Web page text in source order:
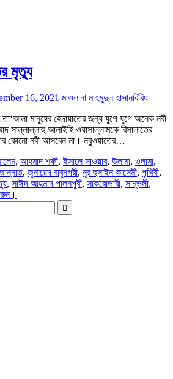
মৃত্যু
16, 2021 মাওলানা মাহমূদুল হাসানবিবিধ
মানুষের হেদায়াতের জন্য যুগে যুগে অনেক নবী
সাল্লাল্লাহু আলাইহি ওয়াসাল্লামকে রিসালাতের
কোনো নবী আসবেন না। নবুওয়াতের…
, আহমাদ শফী,ইসালে সাওয়াব, উলামা, ওলামা,
, জুনায়েদ বাবুনগরী, নূর হুসাইন কাসেমী, পৃথিবী,
, সাঈদ আহমাদ পালনপুরী, সাকরোডাবী, সাম্ভলী,